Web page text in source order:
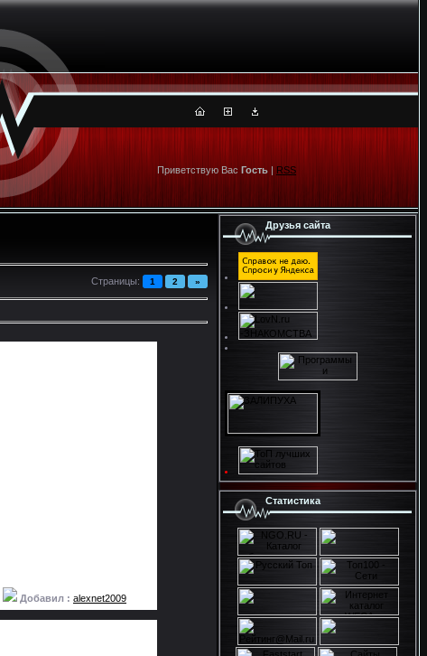
Приветствую Вас Гость | RSS
Страницы: 1 2 »
Добавил : alexnet2009
Друзья сайта
Статистика